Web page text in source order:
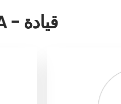
قيادة - KUSZA-UDM-UniSZA